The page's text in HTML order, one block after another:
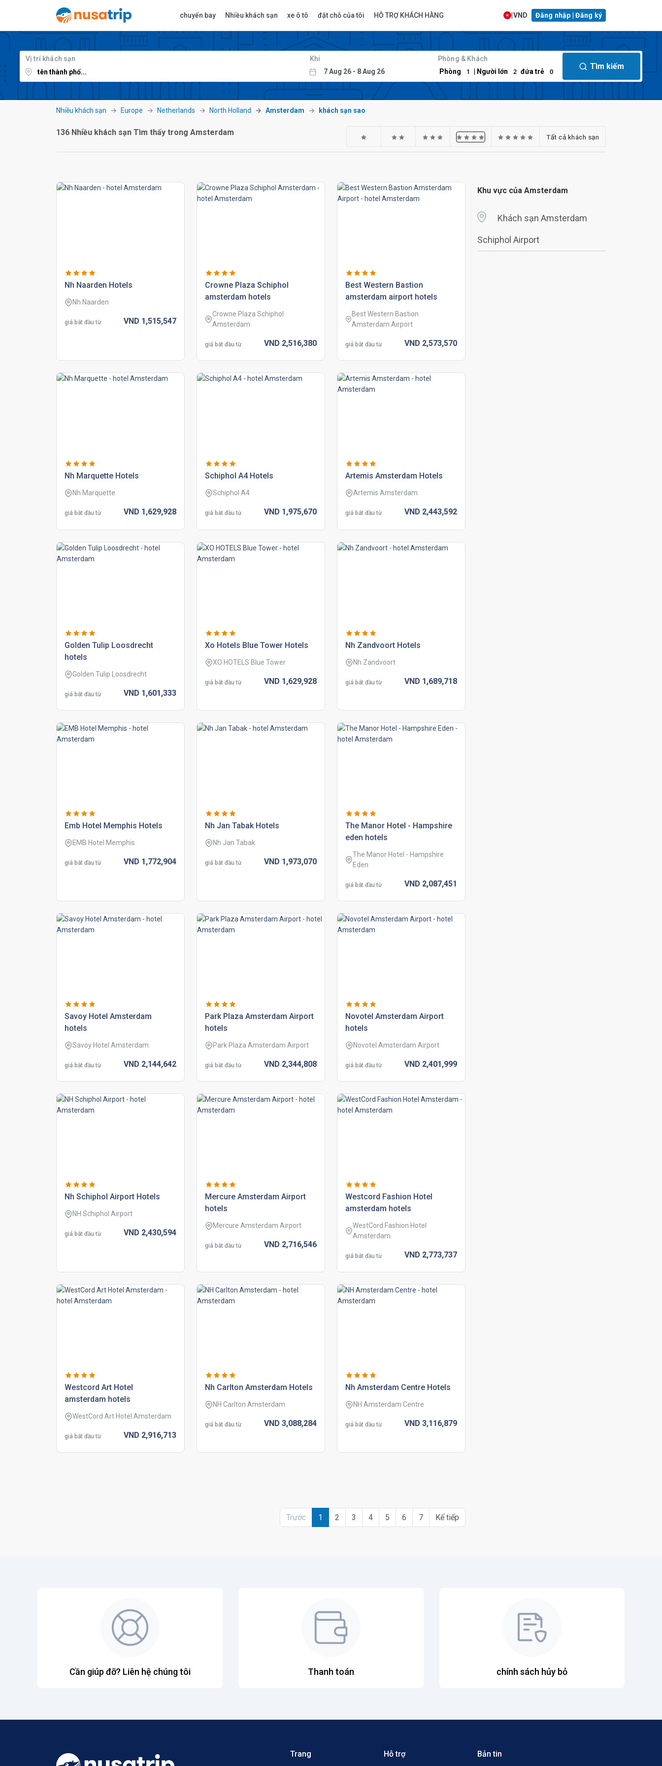
chuyến bay Nhiều khách sạn xe ô tô đặt chỗ của tôi HỖ TRỢ KHÁCH HÀNG VND Đăng nhập | Đăng ký
Vị trí khách sạn Khi
Phòng & Khách
Phòng
1 | Người lớn 2 đứa trẻ 0
Tìm kiếm
Nhiều khách sạn Europe Netherlands North Holland Amsterdam khách sạn sao
136 Nhiều khách sạn Tìm thấy trong Amsterdam Tất cả khách sạn
nh naarden hotels
Nh Naarden
giá bắt đầu từ VND 1,515,547
crowne plaza schiphol
amsterdam hotels
Crowne Plaza Schiphol
Amsterdam
giá bắt đầu từ VND 2,516,380
best western bastion
amsterdam airport hotels
Best Western Bastion
Amsterdam Airport
giá bắt đầu từ VND 2,573,570
nh marquette hotels
Nh Marquette
giá bắt đầu từ VND 1,629,928
schiphol a4 hotels
Schiphol A4
giá bắt đầu từ VND 1,975,670
artemis amsterdam hotels
Artemis Amsterdam
giá bắt đầu từ VND 2,443,592
golden tulip loosdrecht
hotels
Golden Tulip Loosdrecht
giá bắt đầu từ VND 1,601,333
xo hotels blue tower hotels
XO HOTELS Blue Tower
giá bắt đầu từ VND 1,629,928
nh zandvoort hotels
Nh Zandvoort
giá bắt đầu từ VND 1,689,718
emb hotel memphis hotels
EMB Hotel Memphis
giá bắt đầu từ VND 1,772,904
nh jan tabak hotels
Nh Jan Tabak
giá bắt đầu từ VND 1,973,070
the manor hotel - hampshire
eden hotels
The Manor Hotel - Hampshire
Eden
giá bắt đầu từ VND 2,087,451
savoy hotel amsterdam
hotels
Savoy Hotel Amsterdam
giá bắt đầu từ VND 2,144,642
park plaza amsterdam airport
hotels
Park Plaza Amsterdam Airport
giá bắt đầu từ VND 2,344,808
novotel amsterdam airport
hotels
Novotel Amsterdam Airport
giá bắt đầu từ VND 2,401,999
nh schiphol airport hotels
NH Schiphol Airport
giá bắt đầu từ VND 2,430,594
mercure amsterdam airport
hotels
Mercure Amsterdam Airport
giá bắt đầu từ VND 2,716,546
westcord fashion hotel
amsterdam hotels
WestCord Fashion Hotel
Amsterdam
giá bắt đầu từ VND 2,773,737
westcord art hotel
amsterdam hotels
WestCord Art Hotel Amsterdam
giá bắt đầu từ VND 2,916,713
nh carlton amsterdam hotels
NH Carlton Amsterdam
giá bắt đầu từ VND 3,088,284
nh amsterdam centre hotels
NH Amsterdam Centre
giá bắt đầu từ VND 3,116,879
Trước 1 2 3 4 5 6 7 Kế tiếp
Khu vực của Amsterdam
Khách sạn Amsterdam
Schiphol Airport
Cần giúp đỡ? Liên hệ chúng tôi Thanh toán chính sách hủy bỏ
Trang Hỗ trợ Bản tin